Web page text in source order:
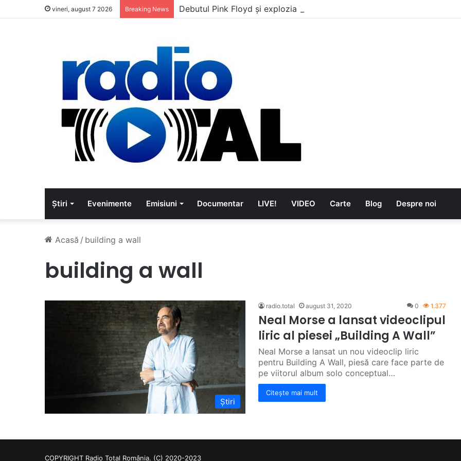
vineri, august 7 2026 Breaking News Debutul Pink Floyd și explozia The Kinks
Știri Evenimente Emisiuni Documentar LIVE! VIDEO Carte Blog Despre noi
Acasă / building a wall
building a wall
Știri
radio.total august 31, 2020 0 1.377
Neal Morse a lansat videoclipul
liric al piesei „Building A Wall”
Neal Morse a lansat un nou videoclip liric
pentru Building A Wall, piesă care face parte de
pe viitorul album solo conceptual…
Citește mai mult
COPYRIGHT Radio Total România. (C) 2020-2023